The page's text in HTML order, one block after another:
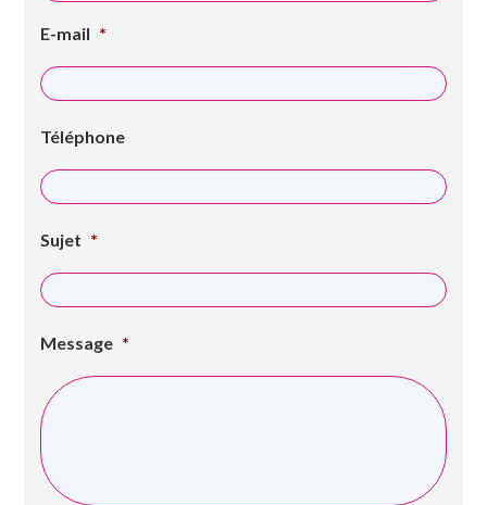
E-mail *
Téléphone
Sujet *
Message *